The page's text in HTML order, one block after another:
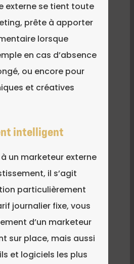
externe se tient toute
prête à apporter
lorsque
en cas d’absence
ou encore pour
et créatives
intelligent
un marketeur externe
il s’agit
particulièrement
journalier fixe, vous
d’un marketeur
sur place, mais aussi
et logiciels les plus